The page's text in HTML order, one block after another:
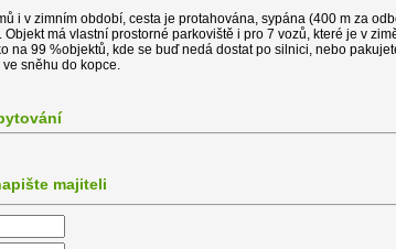
i v zimním období, cesta je protahována, sypána (400 m za
má vlastní prostorné parkoviště i pro 7 vozů, které je v
na 99 %objektů, kde se buď nedá dostat po silnici, nebo
sněhu do kopce.
majiteli